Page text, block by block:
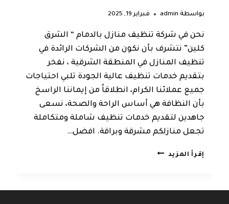
بواسطة admin فبراير 19, 2025
نحن في شركة تنظيف منازل بالدمام “ الشرق
كلين” نتشرف بأن نكون من الشركات الرائدة في
تنظيف المنازل في المنطقة الشرقية ، نفخر
بتقديم خدمات تنظيف عالية الجودة تلبي احتياجات
جميع عملائنا الكرام، انطلاقاً من إيماننا الراسخ
بأن النظافة هي أساس الراحة والصحة، نسعى
جاهدين لتقديم خدمات تنظيف شاملة ومتكاملة
تجعل منازلكم مشرقة وبراقة. افضل…
إقرأ المزيد شركة